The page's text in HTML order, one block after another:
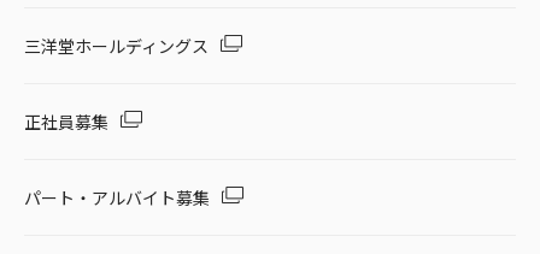
三洋堂ホールディングス
正社員募集
パート・アルバイト募集